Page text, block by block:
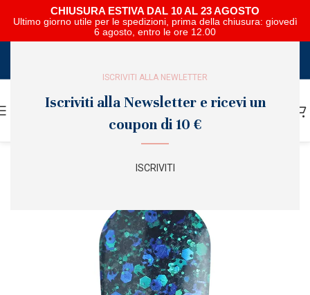
ISCRIVITI ALLA NEWLETTER
Iscriviti alla Newsletter e ricevi un
coupon di 10 €
ISCRIVITI
CHIUSURA ESTIVA DAL 10 AL 23 AGOSTO
Ultimo giorno utile per le spedizioni, prima della chiusura: giovedì
6 agosto, entro le ore 12.00